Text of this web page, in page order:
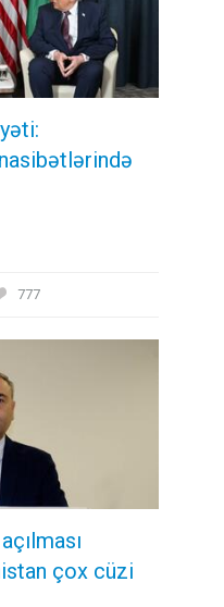
777
çox cüzi